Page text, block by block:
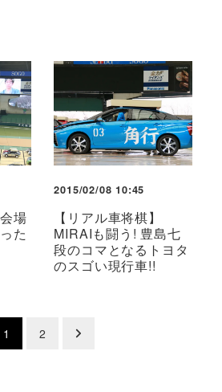
場
た
2015/02/08 10:45
【リアル車将棋】
MIRAIも闘う! 豊島七
段のコマとなるトヨタ
のスゴい現行車!!
1 2